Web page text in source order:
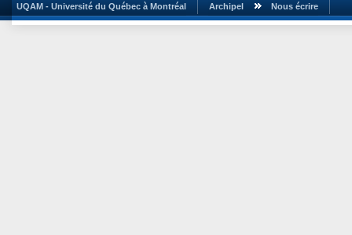
UQAM - Université du Québec à Montréal Archipel Nous écrire